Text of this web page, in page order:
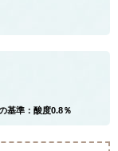
基準：酸度0.8％